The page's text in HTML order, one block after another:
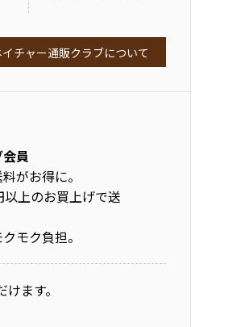
イチャー通販クラブについて
員
がお得に。
上のお買上げで送
モク負担。
ます。